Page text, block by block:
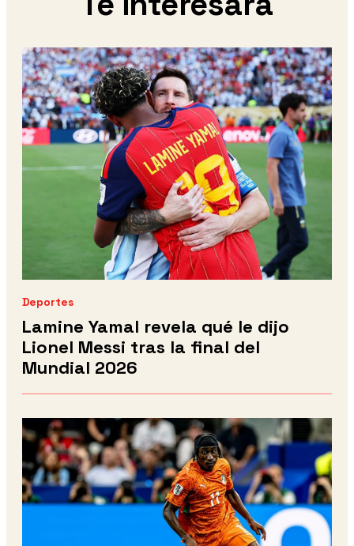
Deportes
Lamine Yamal revela qué le dijo
Lionel Messi tras la final del
Mundial 2026